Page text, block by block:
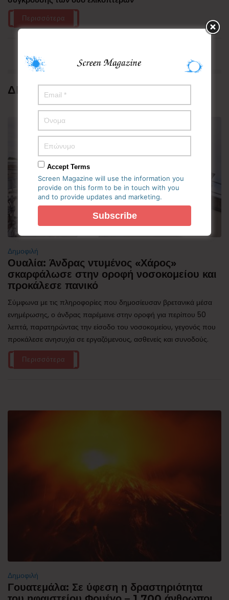
Περισσότερα
ΔΗΜΟΦΙΛΗ
Δημοφιλή
Ουαλία: Άνδρας ντυμένος «Χάρος»
σκαρφάλωσε στην οροφή νοσοκομείου και
προκάλεσε πανικό
Σύμφωνα με τις πληροφορίες που δημοσίευσαν βρετανικά μέσα
ενημέρωσης, ο άνδρας παρέμεινε στην οροφή για περίπου 50
λεπτά, παρατηρώντας την είσοδο του νοσοκομείου, γεγονός που
προκάλεσε ανησυχία σε εργαζόμενους, ασθενείς και συνοδούς.
Περισσότερα
Δημοφιλή
Γουατεμάλα: Σε ύφεση η δραστηριότητα
Accept Terms
Screen Magazine will use the information you
provide on this form to be in touch with you
and to provide updates and marketing.